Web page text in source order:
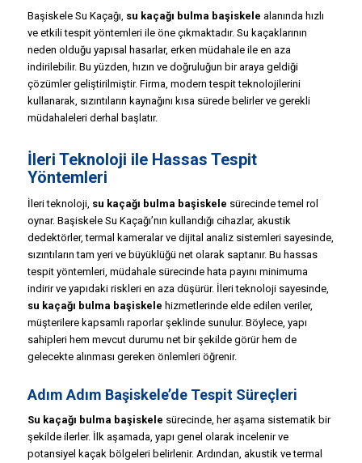
Başiskele Su Kaçağı, su kaçağı bulma başiskele alanında hızlı
ve etkili tespit yöntemleri ile öne çıkmaktadır. Su kaçaklarının
neden olduğu yapısal hasarlar, erken müdahale ile en aza
indirilebilir. Bu yüzden, hızın ve doğruluğun bir araya geldiği
çözümler geliştirilmiştir. Firma, modern tespit teknolojilerini
kullanarak, sızıntıların kaynağını kısa sürede belirler ve gerekli
müdahaleleri derhal başlatır.
İleri Teknoloji ile Hassas Tespit
Yöntemleri
İleri teknoloji, su kaçağı bulma başiskele sürecinde temel rol
oynar. Başiskele Su Kaçağı’nın kullandığı cihazlar, akustik
dedektörler, termal kameralar ve dijital analiz sistemleri sayesinde,
sızıntıların tam yeri ve büyüklüğü net olarak saptanır. Bu hassas
tespit yöntemleri, müdahale sürecinde hata payını minimuma
indirir ve yapıdaki riskleri en aza düşürür. İleri teknoloji sayesinde,
su kaçağı bulma başiskele hizmetlerinde elde edilen veriler,
müşterilere kapsamlı raporlar şeklinde sunulur. Böylece, yapı
sahipleri hem mevcut durumu net bir şekilde görür hem de
gelecekte alınması gereken önlemleri öğrenir.
Adım Adım Başiskele’de Tespit Süreçleri
Su kaçağı bulma başiskele sürecinde, her aşama sistematik bir
şekilde ilerler. İlk aşamada, yapı genel olarak incelenir ve
potansiyel kaçak bölgeleri belirlenir. Ardından, akustik ve termal